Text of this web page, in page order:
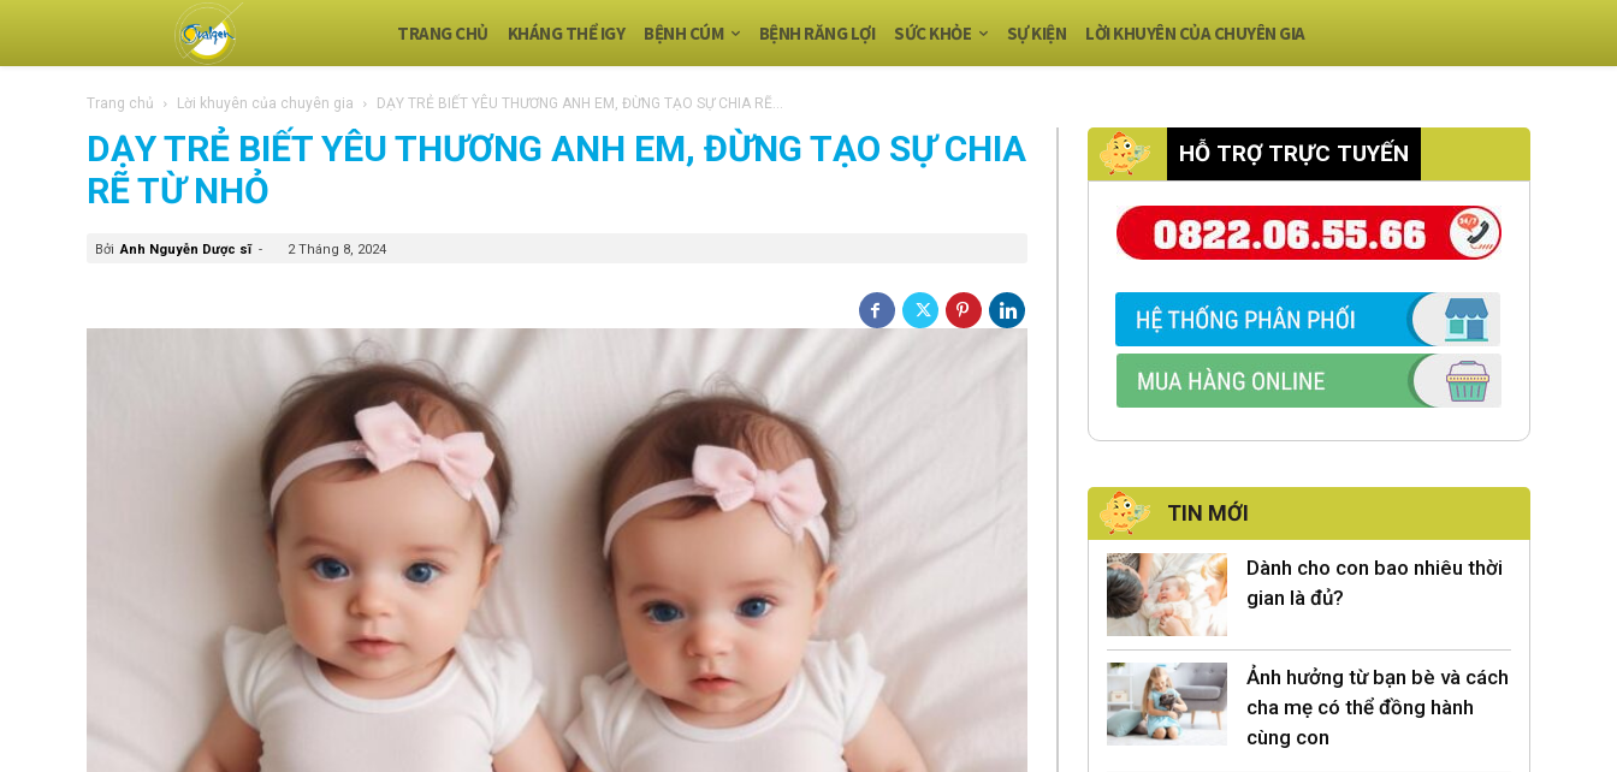
TRANG CHỦ KHÁNG THỂ IGY BỆNH CÚM BỆNH RĂNG LỢI SỨC KHỎE SỰ KIỆN LỜI KHUYÊN CỦA CHUYÊN GIA
Trang chủ Lời khuyên của chuyên gia DẠY TRẺ BIẾT YÊU THƯƠNG ANH EM, ĐỪNG TẠO SỰ CHIA RẼ...
DẠY TRẺ BIẾT YÊU THƯƠNG ANH EM, ĐỪNG TẠO SỰ CHIA
RẼ TỪ NHỎ
Bởi Anh Nguyễn Dược sĩ - 2 Tháng 8, 2024
HỖ TRỢ TRỰC TUYẾN
TIN MỚI
Dành cho con bao nhiêu thời
gian là đủ?
Ảnh hưởng từ bạn bè và cách
cha mẹ có thể đồng hành
cùng con